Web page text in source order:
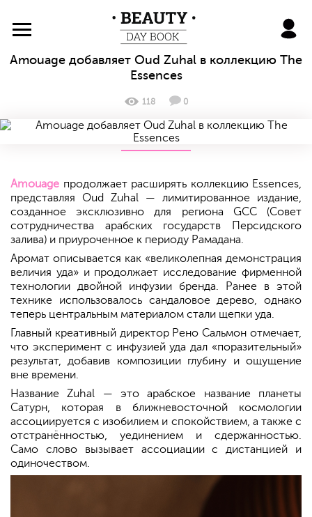
BeautyDayBook
Amouage добавляет Oud Zuhal в коллекцию The
Essences
118 0
Amouage продолжает расширять коллекцию Essences,
представляя Oud Zuhal — лимитированное издание,
созданное эксклюзивно для региона GCC (Совет
сотрудничества арабских государств Персидского
залива) и приуроченное к периоду Рамадана.
Аромат описывается как «великолепная демонстрация
величия уда» и продолжает исследование фирменной
технологии двойной инфузии бренда. Ранее в этой
технике использовалось сандаловое дерево, однако
теперь центральным материалом стали щепки уда.
Главный креативный директор Рено Сальмон отмечает,
что эксперимент с инфузией уда дал «поразительный»
результат, добавив композиции глубину и ощущение
вне времени.
Название Zuhal — это арабское название планеты
Сатурн, которая в ближневосточной космологии
ассоциируется с изобилием и спокойствием, а также с
отстранённостью, уединением и сдержанностью.
Само слово вызывает ассоциации с дистанцией и
одиночеством.